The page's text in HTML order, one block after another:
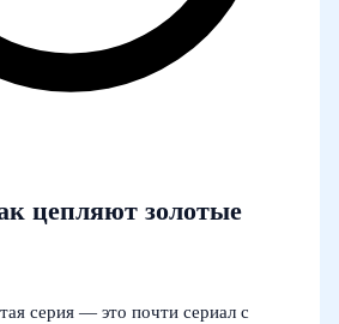
цепляют золотые
серия — это почти сериал с